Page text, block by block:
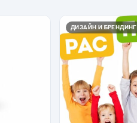
ДИЗАЙН И БРЕНДИНГ